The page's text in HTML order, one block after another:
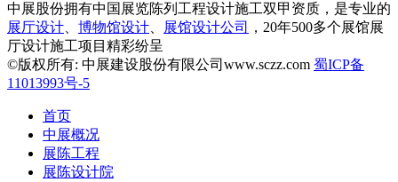
中展股份拥有中国展览陈列工程设计施工双甲资质，是专业的
展厅设计
博物馆设计 展馆设计公司
，20年500多个展馆展
厅设计施工项目精彩纷呈
©版权所有: 中展建设股份有限公司www.sczz.com 蜀ICP备
11013993号-5
首页
中展概况
展陈工程
展陈设计院